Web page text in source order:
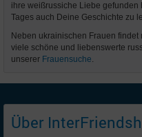
ihre weißrussiche Liebe
Tages auch Deine Geschichte zu
Neben ukrainischen Frauen findet
viele schöne und liebenswerte
unserer Frauensuche.
Über